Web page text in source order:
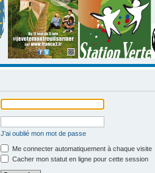
J’ai oublié mon mot de passe
Me connecter automatiquement à chaque visite
Cacher mon statut en ligne pour cette session